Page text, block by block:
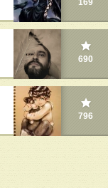
169
690
796